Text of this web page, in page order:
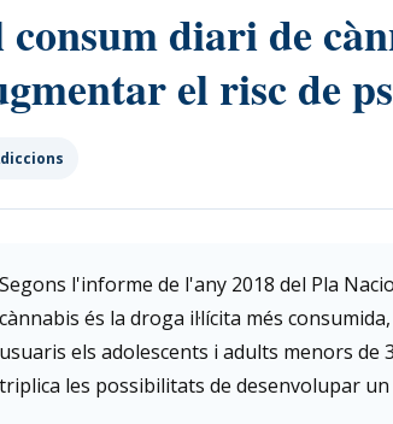
consum diari de
el risc de
Segons l'informe de l'any 2018 del Pla
cànnabis és la droga il·lícita més
usuaris els adolescents i adults menors de
triplica les possibilitats de desenvolupar